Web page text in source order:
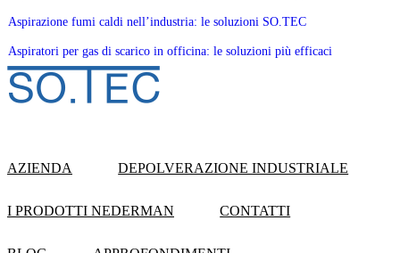
Aspirazione fumi caldi nell’industria: le soluzioni SO.TEC
Aspiratori per gas di scarico in officina: le soluzioni più efficaci
AZIENDA DEPOLVERAZIONE INDUSTRIALE
I PRODOTTI NEDERMAN CONTATTI